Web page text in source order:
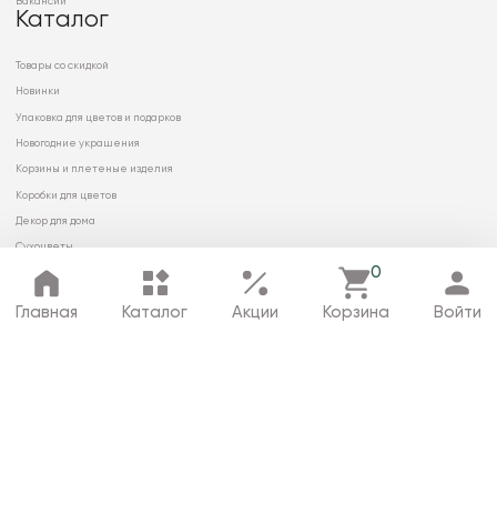
Главная Каталог Акции
0
Корзина Войти
Каталог
Товары со скидкой
Новинки
Упаковка для цветов и подарков
Новогодние украшения
Корзины и плетеные изделия
Коробки для цветов
Декор для дома
Сухоцветы
© 2026 ООО «МИРРЭЙ»